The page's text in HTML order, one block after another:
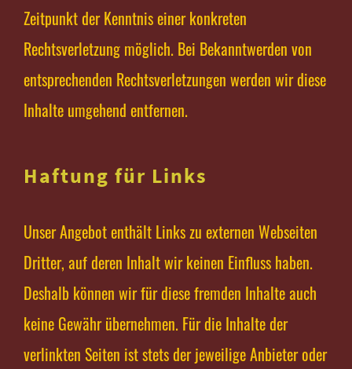
Zeitpunkt der Kenntnis einer konkreten
Rechtsverletzung möglich. Bei Bekanntwerden von
entsprechenden Rechtsverletzungen werden wir diese
Inhalte umgehend entfernen.
Haftung für Links
Unser Angebot enthält Links zu externen Webseiten
Dritter, auf deren Inhalt wir keinen Einfluss haben.
Deshalb können wir für diese fremden Inhalte auch
keine Gewähr übernehmen. Für die Inhalte der
verlinkten Seiten ist stets der jeweilige Anbieter oder